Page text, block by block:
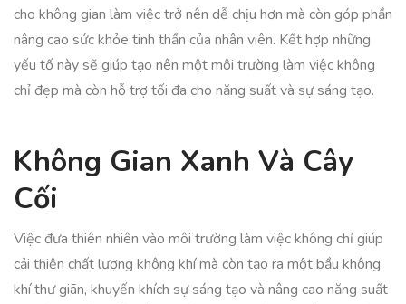
cho không gian làm việc trở nên dễ chịu hơn mà còn góp phần
nâng cao sức khỏe tinh thần của nhân viên. Kết hợp những
yếu tố này sẽ giúp tạo nên một môi trường làm việc không
chỉ đẹp mà còn hỗ trợ tối đa cho năng suất và sự sáng tạo.
Không Gian Xanh Và Cây
Cối
Việc đưa thiên nhiên vào môi trường làm việc không chỉ giúp
cải thiện chất lượng không khí mà còn tạo ra một bầu không
khí thư giãn, khuyến khích sự sáng tạo và nâng cao năng suất